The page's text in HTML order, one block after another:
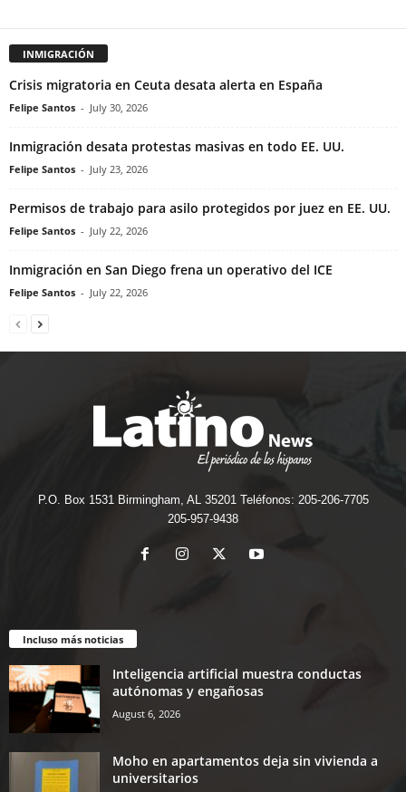
INMIGRACIÓN
Crisis migratoria en Ceuta desata alerta en España
Felipe Santos - July 30, 2026
Inmigración desata protestas masivas en todo EE. UU.
Felipe Santos - July 23, 2026
Permisos de trabajo para asilo protegidos por juez en EE. UU.
Felipe Santos - July 22, 2026
Inmigración en San Diego frena un operativo del ICE
Felipe Santos - July 22, 2026
P.O. Box 1531 Birmingham, AL 35201 Teléfonos: 205-206-7705
205-957-9438
Incluso más noticias
Inteligencia artificial muestra conductas
autónomas y engañosas
August 6, 2026
Moho en apartamentos deja sin vivienda a
universitarios